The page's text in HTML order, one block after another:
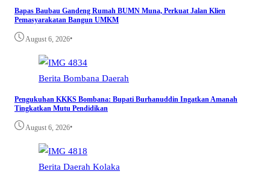
Bapas Baubau Gandeng Rumah BUMN Muna, Perkuat Jalan Klien
Pemasyarakatan Bangun UMKM
August 6, 2026•
Berita Bombana Daerah
Pengukuhan KKKS Bombana: Bupati Burhanuddin Ingatkan Amanah
Tingkatkan Mutu Pendidikan
August 6, 2026•
Berita Daerah Kolaka